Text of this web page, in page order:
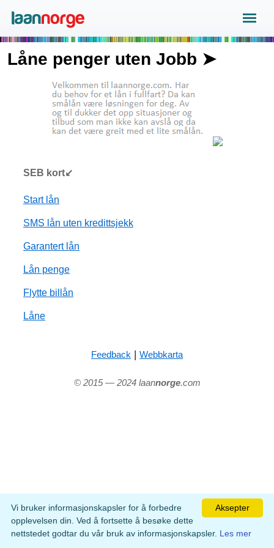
Låne penger uten Jobb ➤
SEB kort↙
Start lån
SMS lån uten kredittsjekk
Garantert lån
Lån penge
Flytte billån
Låne
Feedback | Webbkarta
© 2015 — 2024 laannorge.com
Aksepter
Vi bruker informasjonskapsler for å forbedre
opplevelsen din. Ved å fortsette å besøke dette
nettstedet godtar du vår bruk av informasjonskapsler. Les mer